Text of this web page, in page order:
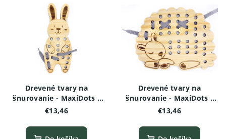
Drevené tvary na
šnurovanie - MaxiDots -
Zajačik
€13,46
Drevené tvary na
šnurovanie - MaxiDots -
Baranček
€13,46